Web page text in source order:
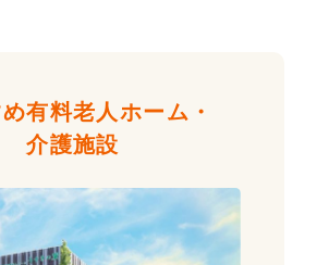
有料老人ホーム・
介護施設